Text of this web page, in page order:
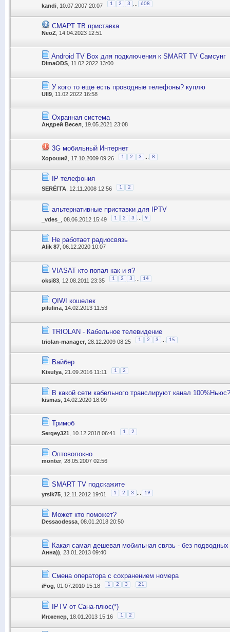
kandi , 10.07.2007 20:07 1 2 3 608
СМАРТ ТВ приставка
NeoZ , 14.04.2023 12:51
Android TV Box для подключения к SMART TV Самсунг
DimaODS, 11.02.2022 13:00
У кого то еще есть проводные телефоны? куплю
Ull9 , 11.02.2022 16:58
Охранная система
Андрей Весел , 19.05.2021 23:08
3G мобильный Интернет
Хороший , 17.10.2009 09:26 1 2 3 8
IP телефония
SЕRЁГГА , 12.11.2008 12:56 1 2
альтернативные приставки для IPTV
_vdes_ , 08.06.2012 15:49 1 2 3 9
Не работает радиосвязь
Alik 87 , 06.12.2020 10:07
VIASAT кто попал как и я?
oksi83 , 12.08.2011 23:35 1 2 3 ... 14
QIWI кошелек
pilulina , 14.02.2013 11:53
TRIOLAN - Кабельное телевидение
triolan-manager , 28.12.2009 08:25 1 2 3 ... 15
Вайбер
Kisulya , 21.09.2016 11:11 1 2
В какой сети кабельного транслируют канал 100%Ньюс?
kismas , 14.02.2020 18:09
Тримоб
Sergey321 , 10.12.2018 06:41 1 2
Оптоволокно
monter , 28.05.2007 02:56
SMART TV подскажите
yrsik75 , 12.11.2012 19:01 1 2 3 19
Может кто поможет?
Dessaodessa, 08.01.2018 20:50
Какая самая дешевая мобильная связь - без
Анна)) , 23.01.2013 09:40
Смена оператора с сохранением номера
iFog , 01.07.2010 15:18 1 2 3 21
IPTV от Сана-плюс(*)
Инженер , 18.01.2013 15:16 1 2